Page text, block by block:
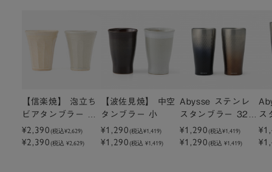
【信楽焼】 泡立ち
ビアタンブラー 31
0ml
¥2,390(税込¥2,629)
¥2,390(税込 ¥2,629)
【波佐見焼】 中空
タンブラー 小
¥1,290(税込¥1,419)
¥1,290(税込 ¥1,419)
Abysse ステンレ
スタンブラー 320
ml
¥1,290(税込¥1,419)
¥1,290(税込 ¥1,419)
ス
ml